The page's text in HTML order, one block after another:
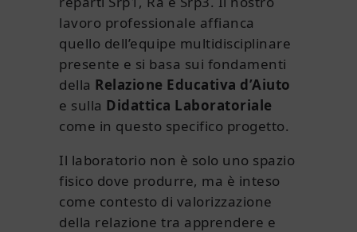
lavoro professionale affianca
quello dell’equipe multidisciplinare
presente e si basa sui fondamenti
della Relazione Educativa d’Aiuto
e sulla Didattica Laboratoriale
come in questo specifico progetto.
Il laboratorio non è solo uno spazio
fisico dove produrre, ma è inteso
come contesto di valorizzazione
della relazione tra apprendere e